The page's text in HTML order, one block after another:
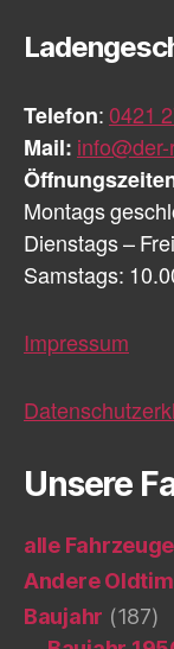
Telefon: 0421
Mail:
Montags
Dienstags –
Samstags:
Impressum
Unsere
alle Fahrzeuge
Andere
Baujahr (187)